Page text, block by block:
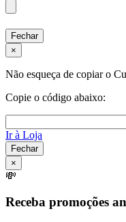
Fechar
×
Não esqueça de copiar o
Copie o código abaixo:
Ir à Loja
Fechar
×
💸
Receba promoções